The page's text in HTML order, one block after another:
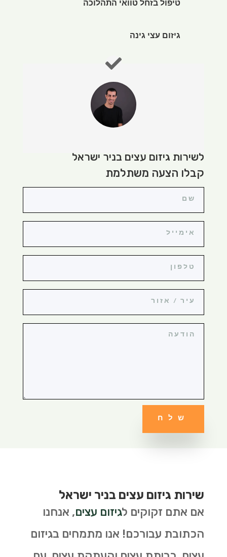
טיפול בזחל טוואי התהלוכה
גיזום עצי גינה
לשירות גיזום עצים בניר ישראל
קבלו הצעה משתלמת
שלח
שירות גיזום עצים בניר ישראל
אם אתם זקוקים לגיזום עצים, אנחנו
הכתובת עבורכם! אנו מתמחים בגיזום